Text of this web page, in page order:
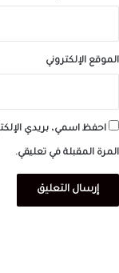
الموقع الإلكتروني
احفظ اسمي، بريدي
المرة المقبلة في تعليقي.